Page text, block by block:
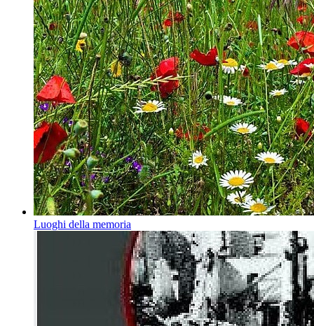
Luoghi della memoria